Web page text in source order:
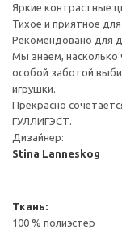
Яркие контрастные
Тихое и приятное
Рекомендовано для
Мы знаем, насколько
особой заботой
игрушки.
Прекрасно
ГУЛЛИГЭСТ.
Дизайнер:
Stina Lanneskog
Ткань:
100 % полиэстер